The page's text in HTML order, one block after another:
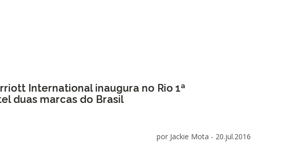
International inaugura no Rio 1ª
duas marcas do Brasil
por Jackie Mota - 20.jul.2016